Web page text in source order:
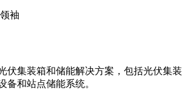
袖
伏集装箱和储能解决方案，包括光伏集装
备和站点储能系统。